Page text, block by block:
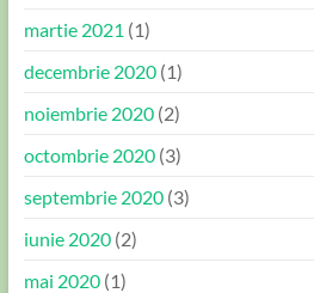
martie 2021 (1)
decembrie 2020(1)
noiembrie 2020(2)
octombrie 2020(3)
septembrie 2020(3)
iunie 2020(2)
mai 2020(1)